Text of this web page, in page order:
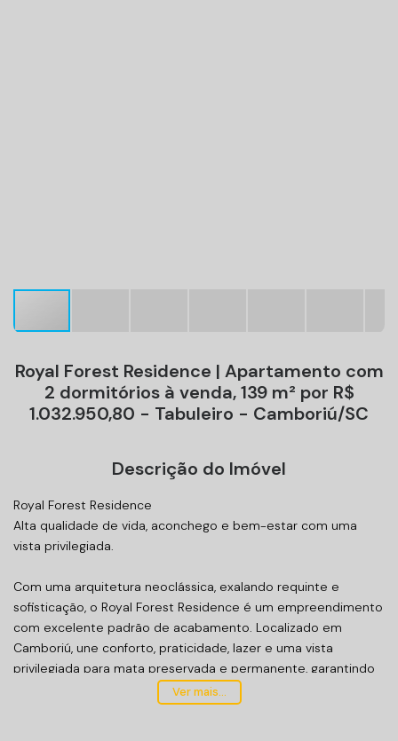
Royal Forest Residence | Apartamento com
2 dormitórios à venda, 139 m² por R$
1.032.950,80 - Tabuleiro - Camboriú/SC
Descrição do Imóvel
Royal Forest Residence
Alta qualidade de vida, aconchego e bem-estar com uma
vista privilegiada.
Com uma arquitetura neoclássica, exalando requinte e
sofisticação, o Royal Forest Residence é um empreendimento
com excelente padrão de acabamento. Localizado em
Camboriú, une conforto, praticidade, lazer e uma vista
privilegiada para mata preservada e permanente, garantindo
ar puro, alta qualidade de vida e bem-estar.
Ver mais...